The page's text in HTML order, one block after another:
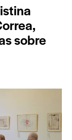
sobre